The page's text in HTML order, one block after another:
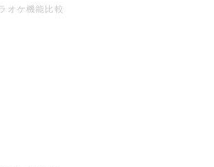
オケ機能比較